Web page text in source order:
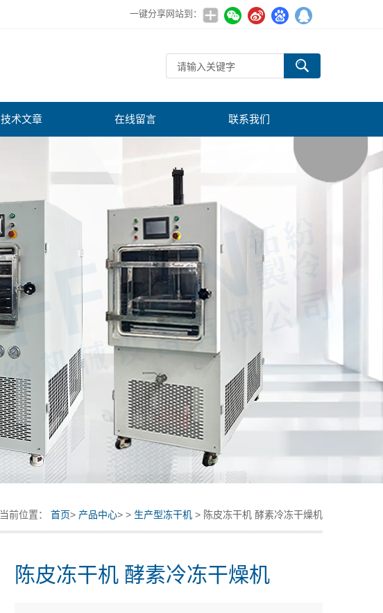
一键分享网站到：
技术文章 在线留言 联系我们
当前位置： 首页> 产品中心> > 生产型冻干机 > 陈皮冻干机 酵素冷冻干燥机
陈皮冻干机 酵素冷冻干燥机